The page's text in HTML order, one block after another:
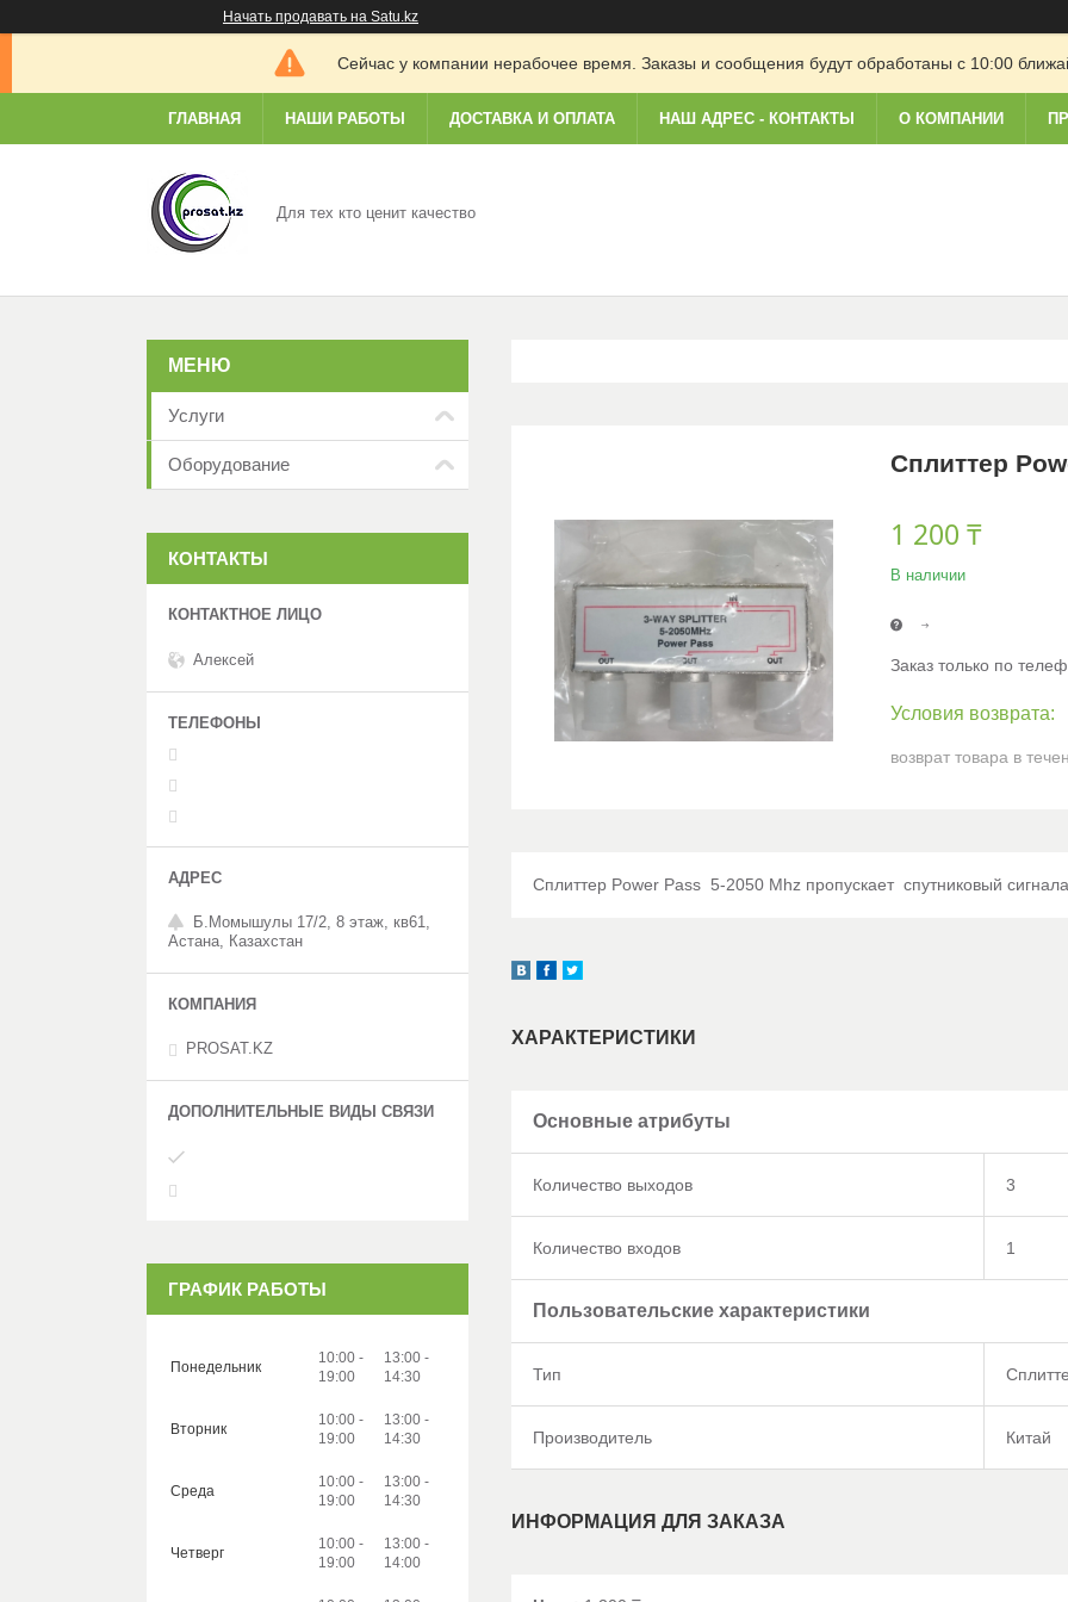
Начать продавать на Satu.kz
Сейчас у компании нерабочее время. Заказы и сообщения будут обработаны с 10:00
ГЛАВНАЯ НАШИ РАБОТЫ ДОСТАВКА И ОПЛАТА НАШ АДРЕС - КОНТАКТЫ О КОМПАНИИ
Для тех кто ценит качество
Сплиттер
1 200 ₸
В наличии
Заказ только по
возврат товара в
Сплиттер Power Pass 5-2050 Mhz пропускает спутниковый
ХАРАКТЕРИСТИКИ
Основные атрибуты
Количество выходов 3
Количество входов 1
Пользовательские характеристики
Тип
Производитель Китай
ИНФОРМАЦИЯ ДЛЯ ЗАКАЗА
Услуги
Оборудование
КОНТАКТЫ
Алексей
Б.Момышулы 17/2, 8 этаж, кв61,
Астана, Казахстан
PROSAT.KZ
ГРАФИК РАБОТЫ
Понедельник
10:00
19:00
13:00
14:30
Вторник
10:00
19:00
13:00
14:30
Среда
10:00
19:00
13:00
14:30
Четверг
10:00
19:00
13:00
14:00